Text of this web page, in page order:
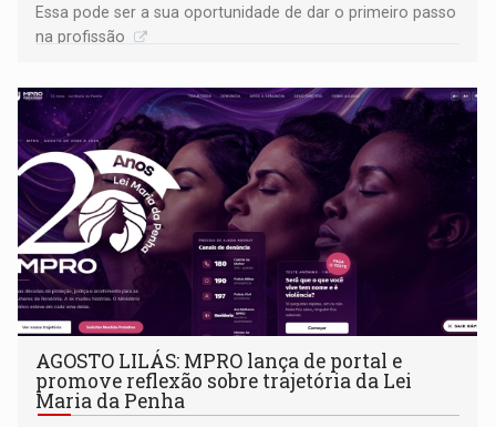
Essa pode ser a sua oportunidade de dar o primeiro passo
na profissão
AGOSTO LILÁS: MPRO lança de portal e
promove reflexão sobre trajetória da Lei
Maria da Penha